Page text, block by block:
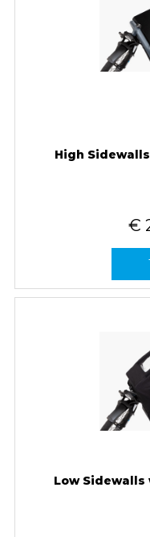
High
€
Low Sidewalls